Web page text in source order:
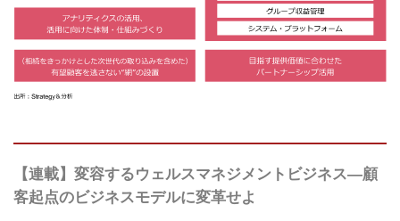
【連載】変容するウェルスマネジメントビジネス―顧
客起点のビジネスモデルに変革せよ